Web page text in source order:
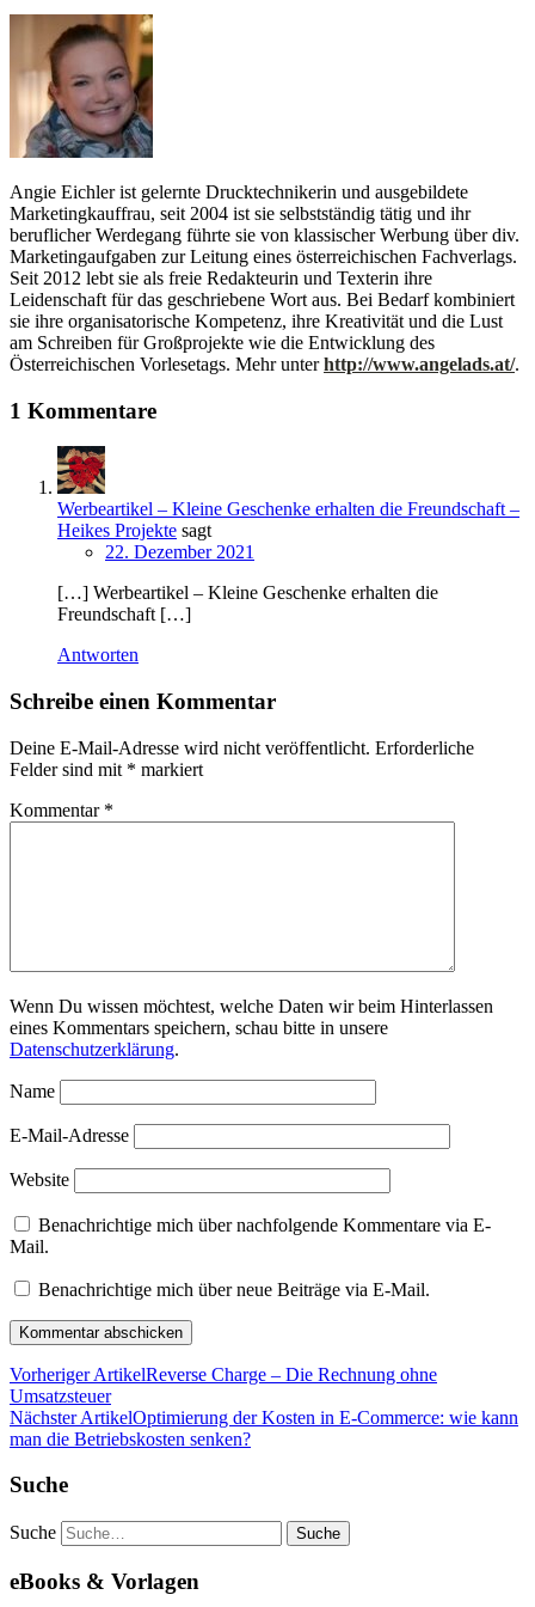
Angie Eichler ist gelernte Drucktechnikerin und ausgebildete
Marketingkauffrau, seit 2004 ist sie selbstständig tätig und ihr
beruflicher Werdegang führte sie von klassischer Werbung über div.
Marketingaufgaben zur Leitung eines österreichischen Fachverlags.
Seit 2012 lebt sie als freie Redakteurin und Texterin ihre
Leidenschaft für das geschriebene Wort aus. Bei Bedarf kombiniert
sie ihre organisatorische Kompetenz, ihre Kreativität und die Lust
am Schreiben für Großprojekte wie die Entwicklung des
Österreichischen Vorlesetags. Mehr unterhttp://www.angelads.at/.
1 Kommentare
Werbeartikel – Kleine Geschenke erhalten die Freundschaft –
Heikes Projekte sagt
22. Dezember 2021
[…] Werbeartikel – Kleine Geschenke erhalten die
Freundschaft […]
Antworten
Schreibe einen Kommentar
Deine E-Mail-Adresse wird nicht veröffentlicht. Erforderliche
Felder sind mit * markiert
Kommentar *
Wenn Du wissen möchtest, welche Daten wir beim Hinterlassen
eines Kommentars speichern, schau bitte in unsere
Datenschutzerklärung.
Name
E-Mail-Adresse
Website
Benachrichtige mich über nachfolgende Kommentare via E-
Mail.
Benachrichtige mich über neue Beiträge via E-Mail.
Vorheriger ArtikelReverse Charge – Die Rechnung ohne
Umsatzsteuer
Nächster ArtikelOptimierung der Kosten in E-Commerce: wie kann
man die Betriebskosten senken?
Suche
Suche
eBooks & Vorlagen